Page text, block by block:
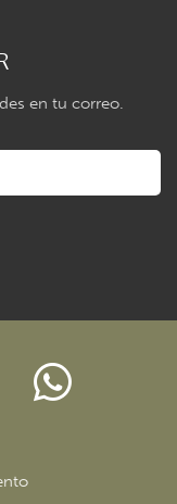
en tu correo.